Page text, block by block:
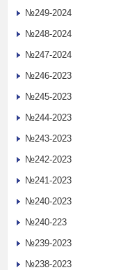
№249-2024
№248-2024
№247-2024
№246-2023
№245-2023
№244-2023
№243-2023
№242-2023
№241-2023
№240-2023
№240-223
№239-2023
№238-2023